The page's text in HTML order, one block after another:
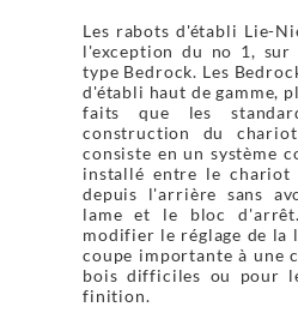
Les rabots d'établi Lie-
l'exception du no 1, sur
type Bedrock. Les
d'établi haut de gamme,
faits que les
construction du
consiste en un système
installé entre le
depuis l'arrière sans
lame et le bloc
modifier le réglage de la
coupe importante à une
bois difficiles ou pour
finition.